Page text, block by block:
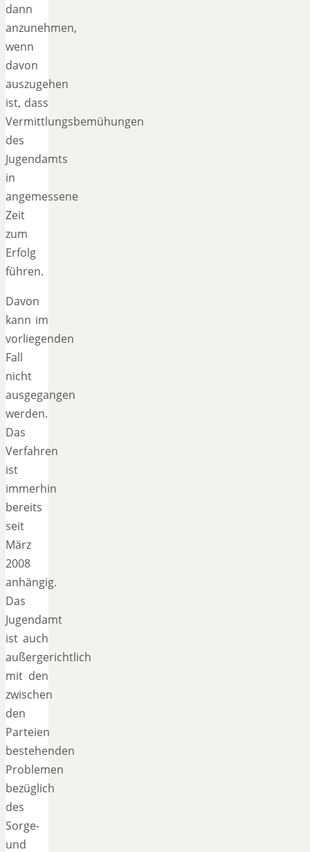
dann
anzunehmen,
wenn
davon
auszugehen
ist, dass
Vermittlungsbemühungen
des
Jugendamts
in
angemessene
Zeit
zum
Erfolg
führen.
Davon
kann im
vorliegenden
Fall
nicht
ausgegangen
werden.
Das
Verfahren
ist
immerhin
bereits
seit
März
2008
anhängig.
Das
Jugendamt
ist auch
außergerichtlich
mit den
zwischen
den
Parteien
bestehenden
Problemen
bezüglich
des
Sorge-
und